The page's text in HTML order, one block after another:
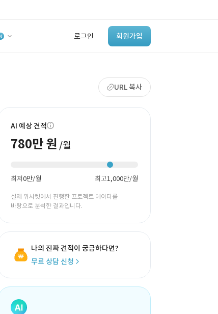
로그인 회원가입
‘이런 거’ 만들어본
개발 회사 있어?
바로가기
URL 복사
AI 예상 견적
780만 원 /월
최저0만/월 최고1,000만/월
실제 위시켓에서 진행한 프로젝트 데이터를
바탕으로 분석한 결과입니다.
나의 진짜 견적이 궁금하다면?
무료 상담 신청